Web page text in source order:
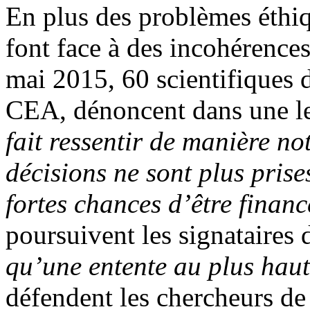
En plus des problèmes
font face à des
mai 2015, 60 scientifiques
CEA, dénoncent dans une
fait ressentir de manière
décisions ne sont plus
fortes chances d’être
poursuivent les signataires
qu’une entente au plus
défendent les chercheurs